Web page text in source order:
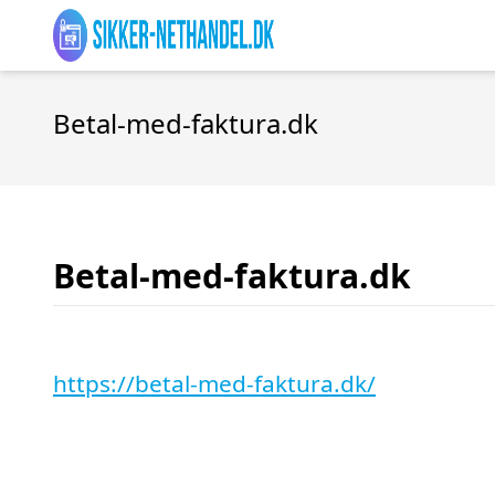
Betal-med-faktura.dk
Betal-med-faktura.dk
https://betal-med-faktura.dk/